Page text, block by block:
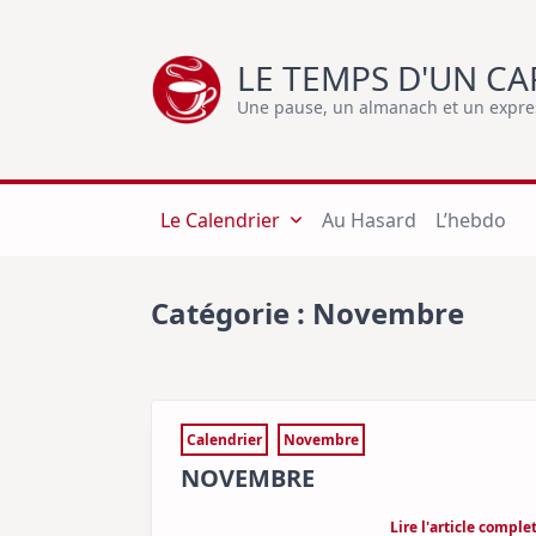
LE TEMPS D'UN
Une pause, un almanach et un
Le Calendrier Au Hasard L’hebdo
Catégorie : Novembre
Calendrier Novembre
NOVEMBRE
Lire l'article complet